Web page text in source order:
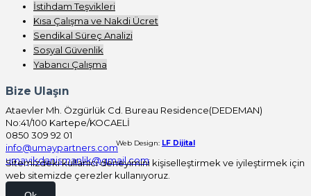
İstihdam Teşvikleri
Kısa Çalışma ve Nakdi Ücret
Sendikal Süreç Analizi
Sosyal Güvenlik
Yabancı Çalışma
Bize Ulaşın
Ataevler Mh. Özgürlük Cd. Bureau Residence(DEDEMAN)
No:41/100 Kartepe/KOCAELİ
0850 309 92 01
info@umaypartners.com
umayikdanismanlik@gmail.com
Web Design: LF Dijital
Sitemizdeki kullanıcı deneyimini kişiselleştirmek ve iyileştirmek için
web sitemizde çerezler kullanıyoruz.